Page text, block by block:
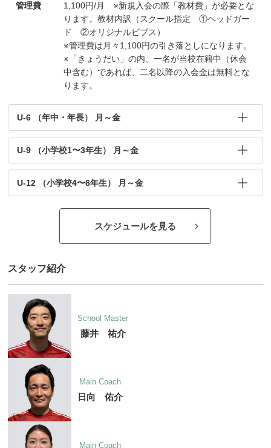
管理費
1,100円/月 ※新規入会の際「教材費」が必要とな
ります。教材内訳（スクール指定 ①ヘッドガー
ド ②オリジナルビブス）
※管理費は月々1,100円の引き落としになります。
※「きょうだい」の内、一名が当校在籍中（休会
中含む）であれば、二名以降の入会金は無料とな
ります。
U-6 （年中・年長） 月～金
U-9 （小学校1〜3年生） 月～金
U-12 （小学校4〜6年生） 月～金
スケジュールを見る
スタッフ紹介
School Master
藤井 祐介
Main Coach
日向 佑介
Main Coach